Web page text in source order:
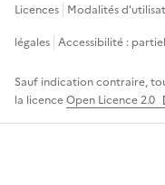
Licences Modalités
légales Accessibilité :
Sauf indication contraire,
la licenceOpen Licence 2.0